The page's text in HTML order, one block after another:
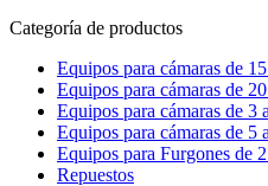
Categoría de productos
Equipos para cámaras de
Equipos para cámaras de
Equipos para cámaras de 3
Equipos para cámaras de 5
Equipos para Furgones de
Repuestos